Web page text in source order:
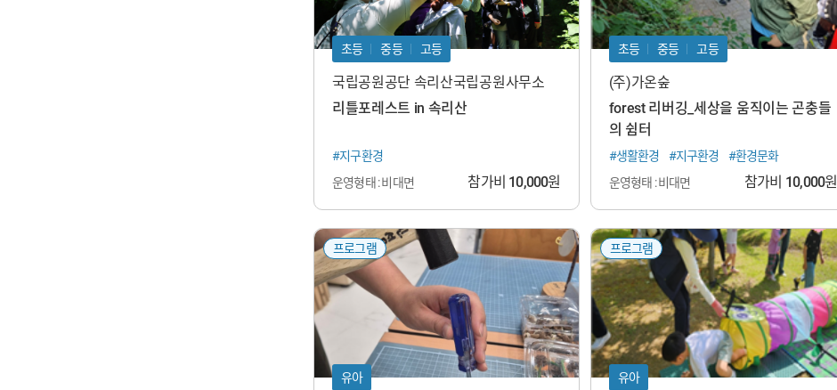
초등 중등 고등
국립공원공단 속리산국립공원사무소
리틀포레스트 in 속리산
#지구환경
운영형태 : 비대면
참가비 10,000원
초등 중등 고등
(주)가온숲
forest 리버깅_세상을 움직이는 곤충들
의 쉼터
#생활환경 #지구환경
#환경문화
운영형태 : 비대면
참가비 10,000원
프로그램
유아
프로그램
유아